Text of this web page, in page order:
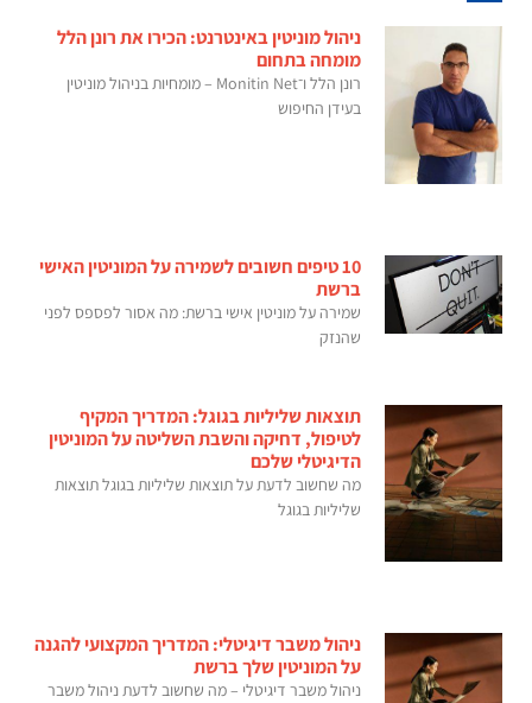
ניהול מוניטין באינטרנט: הכירו את רונן הלל
מומחה בתחום
רונן הלל ו־Monitin Net – מומחיות בניהול מוניטין
בעידן החיפוש
10 טיפים חשובים לשמירה על המוניטין האישי
ברשת
שמירה על מוניטין אישי ברשת: מה אסור לפספס לפני
שהנזק
תוצאות שליליות בגוגל: המדריך המקיף
לטיפול, דחיקה והשבת השליטה על המוניטין
הדיגיטלי שלכם
מה שחשוב לדעת על תוצאות שליליות בגוגל תוצאות
שליליות בגוגל
ניהול משבר דיגיטלי: המדריך המקצועי להגנה
על המוניטין שלך ברשת
ניהול משבר דיגיטלי – מה שחשוב לדעת ניהול משבר